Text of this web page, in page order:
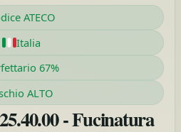
ATECO
Italia
67%
ALTO
- Fucinatura